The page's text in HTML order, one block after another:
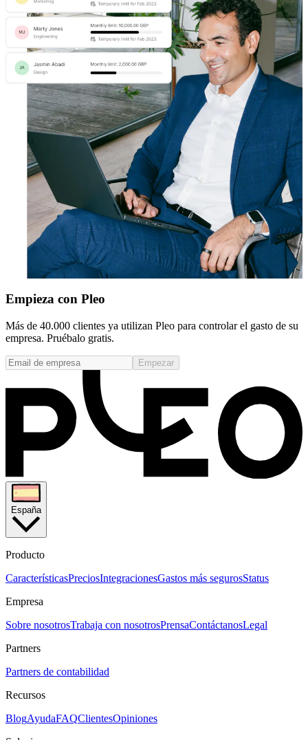
Empieza con Pleo
Más de 40.000 clientes ya utilizan Pleo para controlar el gasto de su
empresa. Pruébalo gratis.
Empezar
España
Producto
CaracterísticasPreciosIntegracionesGastos más segurosStatus
Empresa
Sobre nosotrosTrabaja con nosotrosPrensaContáctanosLegal
Partners
Partners de contabilidad
Recursos
BlogAyudaFAQClientesOpiniones